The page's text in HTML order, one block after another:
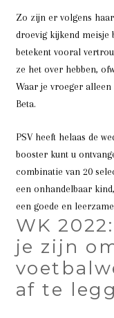
Zo zijn er volgens
droevig kijkend meisje
betekent vooral
ze het over hebben,
Waar je vroeger alleen
Beta.
PSV heeft helaas de
booster kunt u
combinatie van 20
een onhandelbaar
een goede en
WK
je zijn
af te